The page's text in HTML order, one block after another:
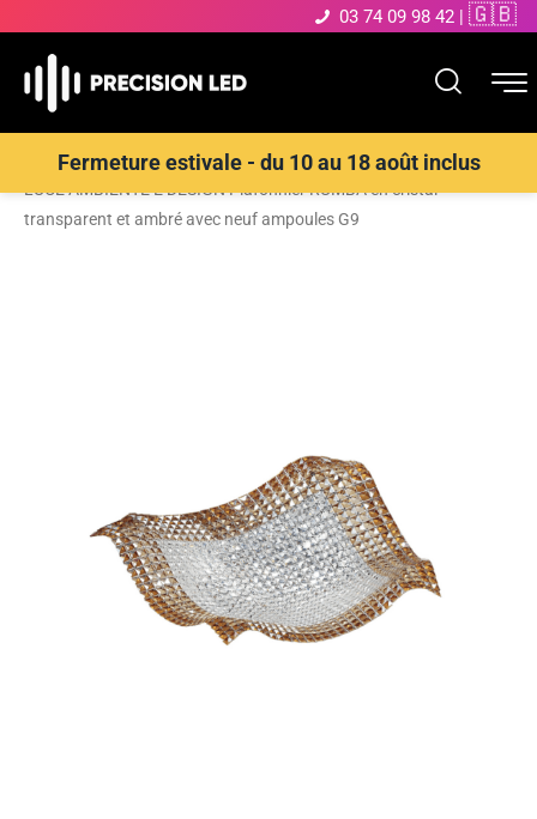
03 74 09 98 42 | 🇬🇧
Fermeture estivale - du 10 au 18 août inclus
Accueil>Boutique>ECLAIRAGE INTERIEUR LED>Plafonnier>
LUCE AMBIENTE E DESIGN Plafonnier RUMBA en cristal
transparent et ambré avec neuf ampoules G9